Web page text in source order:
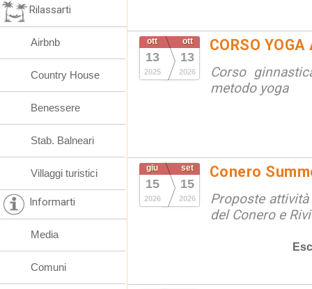
ott
13
2025
ott
13
2026
CORSO
Corso
metodo yoga
giu
15
2026
set
15
2026
Conero
Proposte
del Conero e
Rilassarti
Airbnb
Country House
Benessere
Stab. Balneari
Villaggi turistici
Informarti
Media
Comuni